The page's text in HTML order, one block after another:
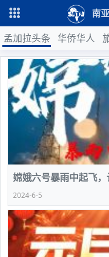
南
孟加拉头条 华侨华人
嫦娥六号暴雨中起飞，
2024-6-5